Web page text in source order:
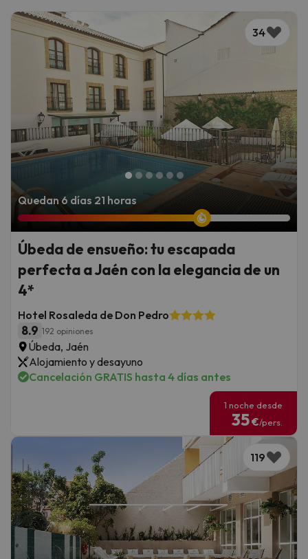
Quedan 6 días 21 horas
34
Úbeda de ensueño: tu escapada
perfecta a Jaén con la elegancia de un
4*
Hotel Rosaleda de Don Pedro
8.9 192 opiniones
Úbeda, Jaén
Alojamiento y desayuno
Cancelación GRATIS hasta 4 días antes
1 noche desde
35€/pers.
119